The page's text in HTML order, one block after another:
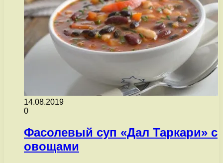
14.08.2019
0
Фасолевый суп «Дал Таркари» с
овощами